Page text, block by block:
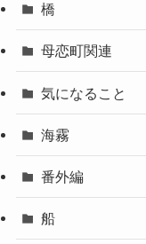
橋
母恋町関連
気になること
海霧
番外編
船